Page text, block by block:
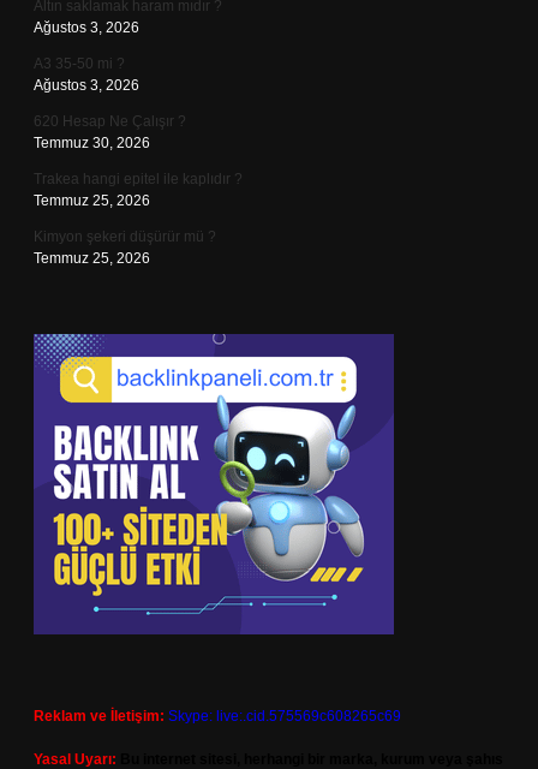
Altın saklamak haram mıdır ?
Ağustos 3, 2026
A3 35-50 mi ?
Ağustos 3, 2026
620 Hesap Ne Çalışır ?
Temmuz 30, 2026
Trakea hangi epitel ile kaplıdır ?
Temmuz 25, 2026
Kimyon şekeri düşürür mü ?
Temmuz 25, 2026
Reklam ve İletişim: Skype: live:.cid.575569c608265c69
Yasal Uyarı: